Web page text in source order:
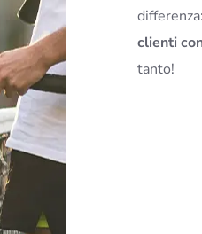
differenza:
clienti
tanto!